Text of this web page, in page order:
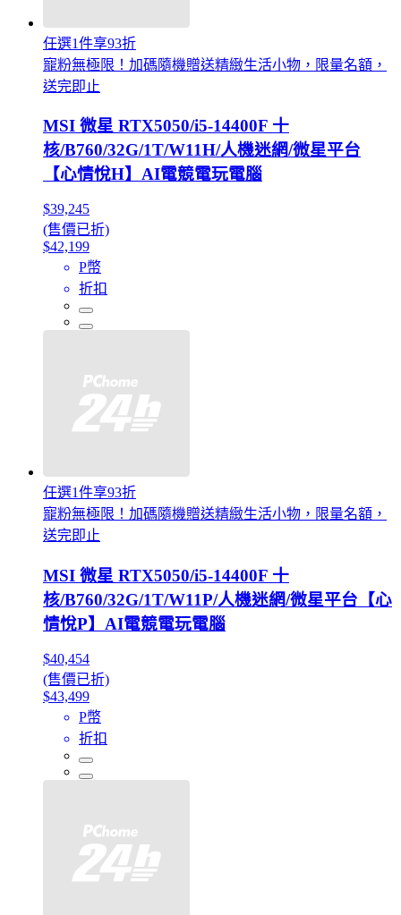
任選1件享93折
寵粉無極限！加碼隨機贈送精緻生活小物，限量名額，
送完即止
MSI 微星 RTX5050/i5-14400F 十
核/B760/32G/1T/W11H/人機迷網/微星平台
【心情悅H】AI電競電玩電腦
$39,245
(售價已折)
$42,199
P幣
折扣
任選1件享93折
寵粉無極限！加碼隨機贈送精緻生活小物，限量名額，
送完即止
MSI 微星 RTX5050/i5-14400F 十
核/B760/32G/1T/W11P/人機迷網/微星平台【心
情悅P】AI電競電玩電腦
$40,454
(售價已折)
$43,499
P幣
折扣